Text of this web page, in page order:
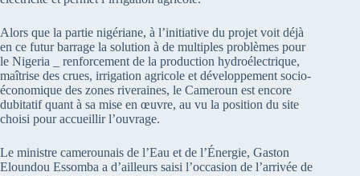
Alors que la partie nigériane, à l’initiative du projet voit déjà
en ce futur barrage la solution à de multiples problèmes pour
le Nigeria _ renforcement de la production hydroélectrique,
maîtrise des crues, irrigation agricole et développement socio-
économique des zones riveraines, le Cameroun est encore
dubitatif quant à sa mise en œuvre, au vu la position du site
choisi pour accueillir l’ouvrage.
Le ministre camerounais de l’Eau et de l’Énergie, Gaston
Eloundou Essomba a d’ailleurs saisi l’occasion de l’arrivée de